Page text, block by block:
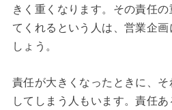
きく重くなります。その責任
てくれるという人は、営業企
しょう。
責任が大きくなったときに、
してしまう人もいます。責任